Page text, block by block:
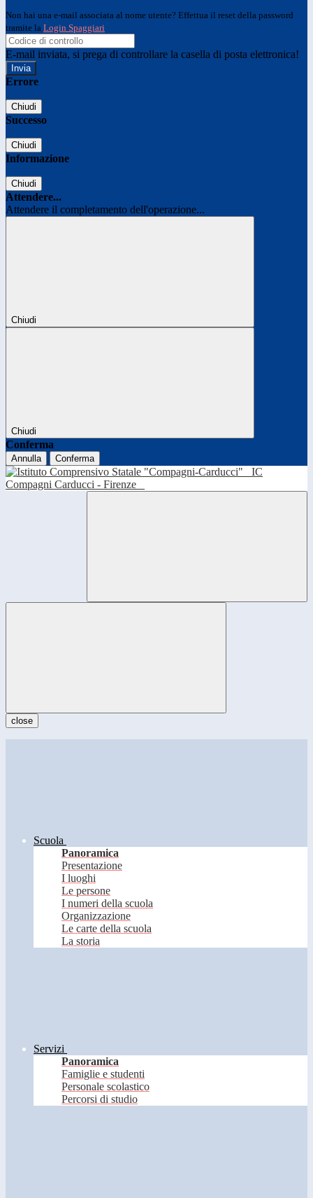
Non hai una e-mail associata al nome utente? Effettua il reset della password
tramite la Login Spaggiari
E-mail inviata, si prega di controllare la casella di posta elettronica!
Errore
Chiudi
Successo
Chiudi
Informazione
Chiudi
Attendere...
Attendere il completamento dell'operazione...
Chiudi
Chiudi
Conferma
Annulla Conferma
IC
Compagni Carducci - Firenze
close
Scuola
Panoramica
Presentazione
I luoghi
Le persone
I numeri della scuola
Organizzazione
Le carte della scuola
La storia
Servizi
Panoramica
Famiglie e studenti
Personale scolastico
Percorsi di studio